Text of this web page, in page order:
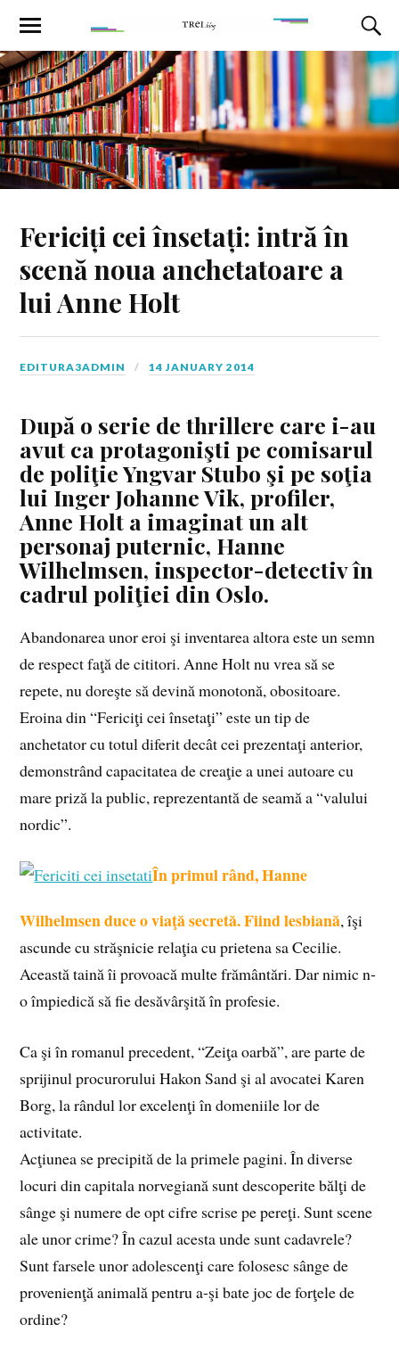
Fericiți cei însetați: intră în
scenă noua anchetatoare a
lui Anne Holt
EDITURA3ADMIN 14 JANUARY 2014
După o serie de thrillere care i-au
avut ca protagonişti pe comisarul
de poliţie Yngvar Stubo şi pe soţia
lui Inger Johanne Vik, profiler,
Anne Holt a imaginat un alt
personaj puternic, Hanne
Wilhelmsen, inspector-detectiv în
cadrul poliţiei din Oslo.
Abandonarea unor eroi şi inventarea altora este un semn
de respect faţă de cititori. Anne Holt nu vrea să se
repete, nu doreşte să devină monotonă, obositoare.
Eroina din “Fericiţi cei însetaţi” este un tip de
anchetator cu totul diferit decât cei prezentaţi anterior,
demonstrând capacitatea de creaţie a unei autoare cu
mare priză la public, reprezentantă de seamă a “valului
nordic”.
În primul rând, Hanne
Wilhelmsen duce o viaţă secretă. Fiind lesbiană, îşi
ascunde cu străşnicie relaţia cu prietena sa Cecilie.
Această taină îi provoacă multe frământări. Dar nimic n-
o împiedică să fie desăvârşită în profesie.
Ca şi în romanul precedent, “Zeiţa oarbă”, are parte de
sprijinul procurorului Hakon Sand şi al avocatei Karen
Borg, la rândul lor excelenţi în domeniile lor de
activitate.
Acţiunea se precipită de la primele pagini. În diverse
locuri din capitala norvegiană sunt descoperite bălţi de
sânge şi numere de opt cifre scrise pe pereţi. Sunt scene
ale unor crime? În cazul acesta unde sunt cadavrele?
Sunt farsele unor adolescenţi care folosesc sânge de
provenienţă animală pentru a-şi bate joc de forţele de
ordine?